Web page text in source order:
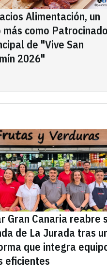
Alimentación, un
más como
de "Vive San
2026"
Gran Canaria reabre
de La Jurada tras
que integra
eficientes